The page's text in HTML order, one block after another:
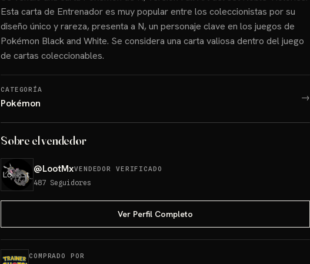
Esta carta de Entrenador es muy popular entre los coleccionistas por su
diseño único y rareza, presenta a N, un personaje clave en los juegos de
Pokémon Black and White. Se considera una carta valiosa dentro del juego
de cartas coleccionables.
CATEGORÍA
Pokémon →
Sobre el vendedor
@LootMxVENDEDOR VERIFICADO
487 Seguidores
Ver Perfil Completo
COMPRADO POR